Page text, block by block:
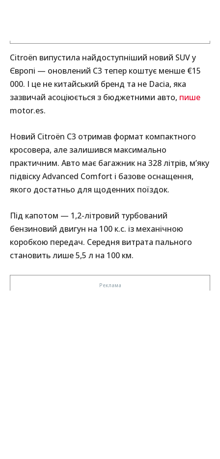
Citroën випустила найдоступніший новий SUV у
Європі — оновлений C3 тепер коштує менше €15
000. І це не китайський бренд та не Dacia, яка
зазвичай асоціюється з бюджетними авто, пише
motor.es.
Новий Citroën C3 отримав формат компактного
кросовера, але залишився максимально
практичним. Авто має багажник на 328 літрів, м’яку
підвіску Advanced Comfort і базове оснащення,
якого достатньо для щоденних поїздок.
Під капотом — 1,2-літровий турбований
бензиновий двигун на 100 к.с. із механічною
коробкою передач. Середня витрата пального
становить лише 5,5 л на 100 км.